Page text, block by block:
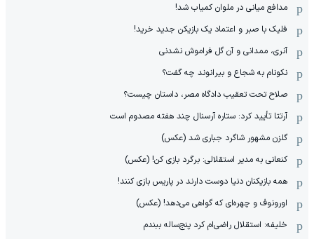
مدافع میانی در ملوان کمیاب شد!
فلیک با صبر و اعتماد یک بازیکن جدید خرید!
آنری، ممدانی و آن گل فراموش نشدنی
نکونام به شجاع و بیرانوند چه گفت؟
صلاح تحت تعقیب دادگاه مصر، داستان چیست؟
آرتتا تأیید کرد: ستاره آرسنال چند هفته مصدوم است
گلزن مشهور شاگرد جباری شد (عکس)
کنعانی به مدیر استقلالی: برگرد بازی کن! (عکس)
همه بازیکنان دنیا دوست دارند در پاریس بازی کنند!
اورونوف و چهره‌ای که گواهی می‌دهد! (عکس)
خلیفه: استقلال راضی‌ام کرد پنج‌ساله ببندم